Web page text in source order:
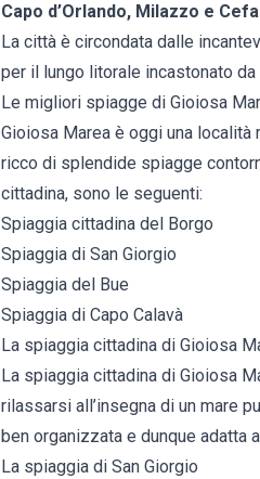
Capo d’Orlando, Milazzo e
La città è circondata dalle
per il lungo litorale incastonato
Le migliori spiagge di Gioiosa
Gioiosa Marea è oggi una
ricco di splendide spiagge
cittadina, sono le seguenti:
Spiaggia cittadina del Borgo
Spiaggia di San Giorgio
Spiaggia del Bue
Spiaggia di Capo Calavà
La spiaggia cittadina di Gioiosa
La spiaggia cittadina di Gioiosa
rilassarsi all’insegna di un mare
ben organizzata e dunque adatta
La spiaggia di San Giorgio